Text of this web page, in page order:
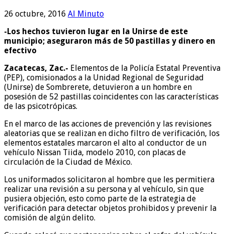
26 octubre, 2016 Al Minuto
-Los hechos tuvieron lugar en la Unirse de este
municipio; aseguraron más de 50 pastillas y dinero en
efectivo
Zacatecas, Zac.- Elementos de la Policía Estatal Preventiva
(PEP), comisionados a la Unidad Regional de Seguridad
(Unirse) de Sombrerete, detuvieron a un hombre en
posesión de 52 pastillas coincidentes con las características
de las psicotrópicas.
En el marco de las acciones de prevención y las revisiones
aleatorias que se realizan en dicho filtro de verificación, los
elementos estatales marcaron el alto al conductor de un
vehículo Nissan Tiida, modelo 2010, con placas de
circulación de la Ciudad de México.
Los uniformados solicitaron al hombre que les permitiera
realizar una revisión a su persona y al vehículo, sin que
pusiera objeción, esto como parte de la estrategia de
verificación para detectar objetos prohibidos y prevenir la
comisión de algún delito.